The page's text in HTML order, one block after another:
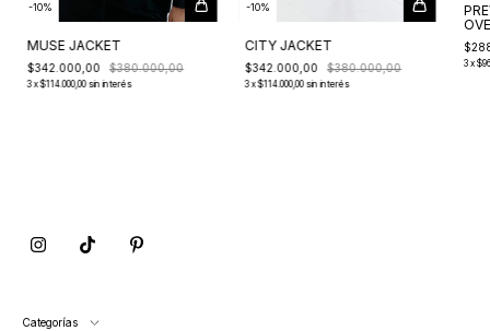
-10%
MUSE JACKET
$342.000,00 $380.000,00
3 x$114.000,00 sin interés
-10%
CITY JACKET
$342.000,00 $380.000,00
3 x$114.000,00 sin interés
3 x
Categorías